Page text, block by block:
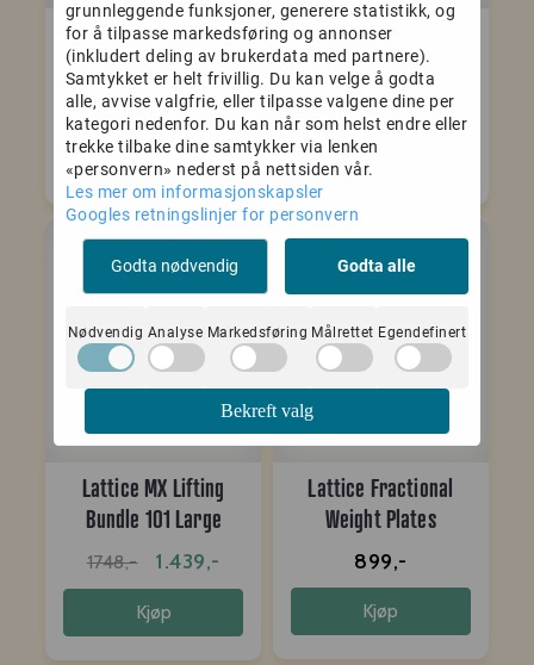
Lattice MXEdge Lift
Large
999,-
Kjøp
Tindeq Progressor
200 rechargeable
2.399,-
Kjøp
Pakkepris
-18%
Lattice MX Lifting
Bundle 101 Large
1748,- 1.439,-
Kjøp
Lattice Fractional
Weight Plates
899,-
Kjøp
grunnleggende funksjoner, generere statistikk, og
for å tilpasse markedsføring og annonser
(inkludert deling av brukerdata med partnere).
Samtykket er helt frivillig. Du kan velge å godta
alle, avvise valgfrie, eller tilpasse valgene dine per
kategori nedenfor. Du kan når som helst endre eller
trekke tilbake dine samtykker via lenken
«personvern» nederst på nettsiden vår.
Les mer om informasjonskapsler
Googles retningslinjer for personvern
Godta nødvendig Godta alle
Nødvendig Analyse Markedsføring Målrettet Egendefinert
Bekreft valg